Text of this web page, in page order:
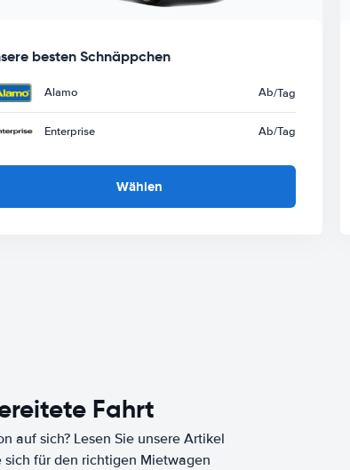
besten Schnäppchen
Alamo Ab/Tag
Enterprise Ab/Tag
Wählen
Fahrt
auf sich? Lesen Sie unsere Artikel
für den richtigen Mietwagen